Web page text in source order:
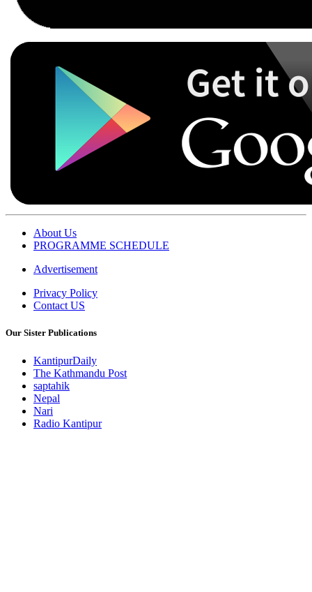
About Us
PROGRAMME SCHEDULE
Advertisement
Privacy Policy
Contact US
Our Sister Publications
KantipurDaily
The Kathmandu Post
saptahik
Nepal
Nari
Radio Kantipur